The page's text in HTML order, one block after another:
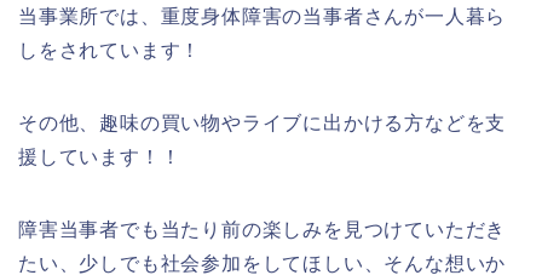
当事業所では、重度身体障害の当事者さんが一人暮ら
しをされています！
その他、趣味の買い物やライブに出かける方などを支
援しています！！
障害当事者でも当たり前の楽しみを見つけていただき
たい、少しでも社会参加をしてほしい、そんな想いか